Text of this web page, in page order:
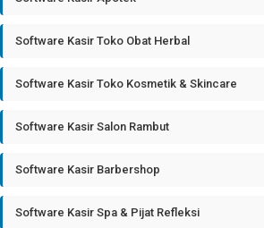
Software Kasir Toko Obat Herbal
Software Kasir Toko Kosmetik & Skincare
Software Kasir Salon Rambut
Software Kasir Barbershop
Software Kasir Spa & Pijat Refleksi